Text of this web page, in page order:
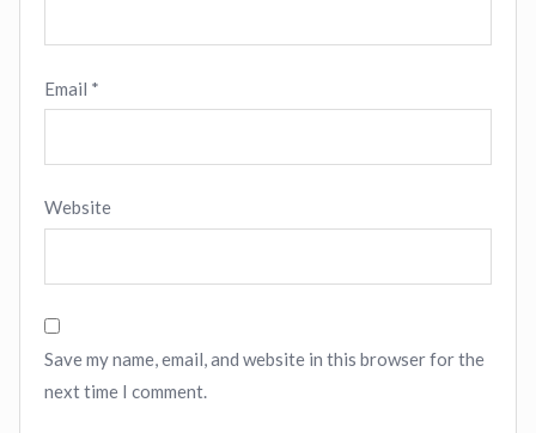
Email *
Website
Save my name, email, and website in this browser for the
next time I comment.